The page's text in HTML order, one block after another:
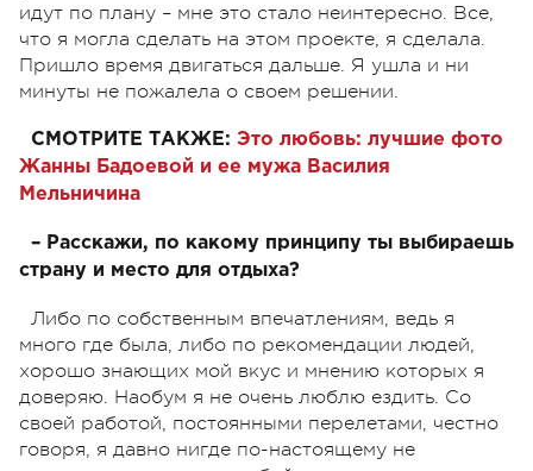
идут по плану – мне это стало неинтересно. Все,
что я могла сделать на этом проекте, я сделала.
Пришло время двигаться дальше. Я ушла и ни
минуты не пожалела о своем решении.
СМОТРИТЕ ТАКЖЕ: Это любовь: лучшие фото
Жанны Бадоевой и ее мужа Василия
Мельничина
– Расскажи, по какому принципу ты выбираешь
страну и место для отдыха?
Либо по собственным впечатлениям, ведь я
много где была, либо по рекомендации людей,
хорошо знающих мой вкус и мнению которых я
доверяю. Наобум я не очень люблю ездить. Со
своей работой, постоянными перелетами, честно
говоря, я давно нигде по-настоящему не